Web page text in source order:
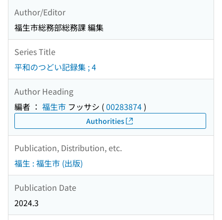
Author/Editor
福生市総務部総務課 編集
Series Title
平和のつどい記録集 ; 4
Author Heading
編者 ： 福生市 フッサシ (00283874)
Authorities
Publication, Distribution, etc.
福生 : 福生市 (出版)
Publication Date
2024.3